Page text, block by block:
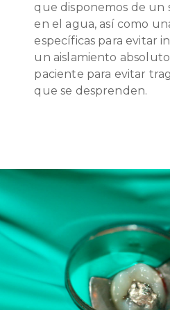
que disponemos de un
en el agua, así como
específicas para evitar
un aislamiento
paciente para evitar
que se desprenden.